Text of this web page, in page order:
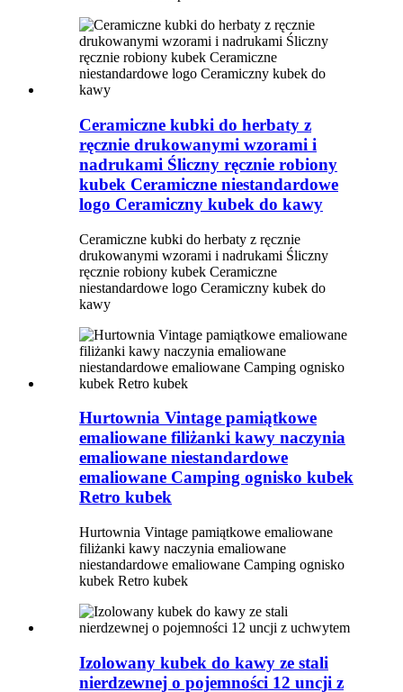
Ceramiczne kubki do herbaty z
ręcznie drukowanymi wzorami i
nadrukami Śliczny ręcznie robiony
kubek Ceramiczne niestandardowe
logo Ceramiczny kubek do kawy
Ceramiczne kubki do herbaty z ręcznie
drukowanymi wzorami i nadrukami Śliczny
ręcznie robiony kubek Ceramiczne
niestandardowe logo Ceramiczny kubek do
kawy
Hurtownia Vintage pamiątkowe
emaliowane filiżanki kawy naczynia
emaliowane niestandardowe
emaliowane Camping ognisko kubek
Retro kubek
Hurtownia Vintage pamiątkowe emaliowane
filiżanki kawy naczynia emaliowane
niestandardowe emaliowane Camping ognisko
kubek Retro kubek
Izolowany kubek do kawy ze stali
nierdzewnej o pojemności 12 uncji z